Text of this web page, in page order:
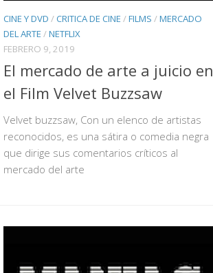
CINE Y DVD /CRITICA DE CINE /FILMS /MERCADO
DEL ARTE /NETFLIX
FEBRERO 9, 2019
El mercado de arte a juicio en
el Film Velvet Buzzsaw
Velvet buzzsaw, Con un elenco de artistas
reconocidos, es una sátira o comedia negra
que dirige sus comentarios críticos al
mercado del arte